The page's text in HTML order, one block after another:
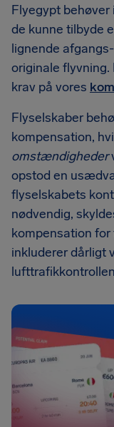
Flyegypt
de kunne tilbyde
lignende
originale
krav på vores
Flyselskaber
kompensation,
omstændigheder
opstod en
flyselskabets
nødvendig,
kompensation
inkluderer dårligt